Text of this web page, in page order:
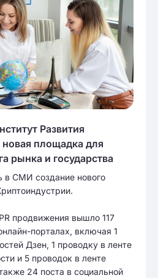
Развития
площадка для
рынка и государства
в СМИ создание нового
продвижения вышло 117
порталах, включая 1
Дзен, 1 проводку в ленте
и 5 проводок в ленте
24 поста в социальной